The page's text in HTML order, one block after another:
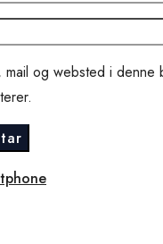
mail og websted i